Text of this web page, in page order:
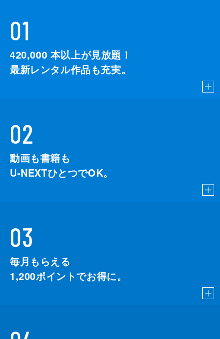
01
420,000 本以上が見放題！
最新レンタル作品も充実。
02
動画も書籍も
U-NEXTひとつでOK。
03
毎月もらえる
1,200ポイントでお得に。